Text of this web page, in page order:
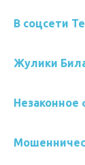
В соцсети
Жулики
Незаконное